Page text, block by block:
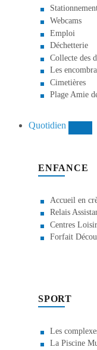
Webcams
Emploi
Déchetterie
Collecte des
Les
Cimetières
Plage Amie
Quotidien
ENFANCE
Accueil en
Relais
Centres
Forfait
SPORT
Les
La Piscine